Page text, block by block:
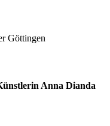
Göttingen
Anna Dianda